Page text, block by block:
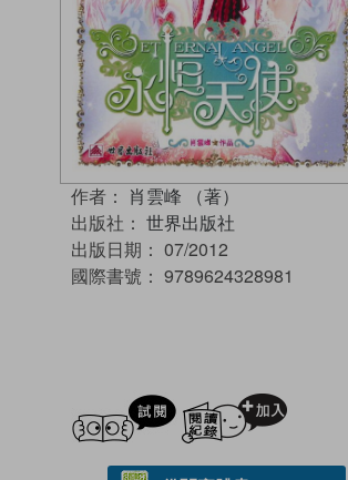
作者： 肖雲峰 （著）
出版社： 世界出版社
出版日期： 07/2012
國際書號： 9789624328981
試閲